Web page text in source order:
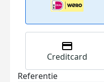
Creditcard
Referentie